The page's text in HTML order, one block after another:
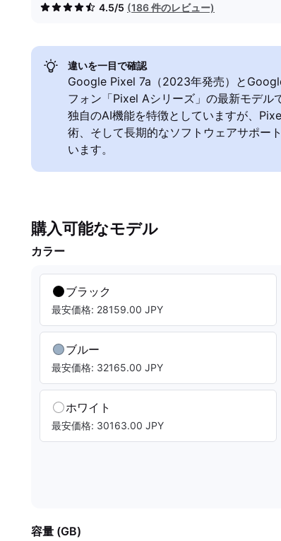
4.5/5 (186 件のレビュー)
違いを一目で確認
Google Pixel 7a（2023年発売）と
フォン「Pixel Aシリーズ」の最新モデ
独自のAI機能を特徴としていますが、
術、そして長期的なソフトウェアサポー
います。
購入可能なモデル
カラー
ブラック
最安価格: 28159.00 JPY
ブルー
最安価格: 32165.00 JPY
ホワイト
最安価格: 30163.00 JPY
容量 (GB)